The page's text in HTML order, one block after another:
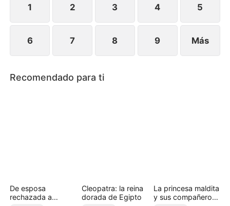
opción que arrodillarse y suplicarle su perdón.
1 2 3 4 5
6 7 8 9 Más
Recomendado para ti
De esposa
rechazada a
Cleopatra: la reina
dorada de Egipto
La princesa maldita
y sus compañeros